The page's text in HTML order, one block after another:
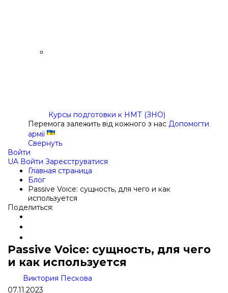
Курсы подготовки к НМТ (ЗНО)
Перемога залежить від кожного з нас Допомогти
армії
Свернуть
Войти
UA Войти Зареєструватися
Главная страница
Блог
Passive Voice: сущность, для чего и как
используется
Поделиться:
Passive Voice: сущность, для чего
и как используется
Виктория Пескова
07.11.2023